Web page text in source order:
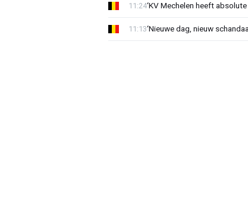
‘KV Mechelen heeft
11:24
‘Nieuwe dag, nieuw
11:13